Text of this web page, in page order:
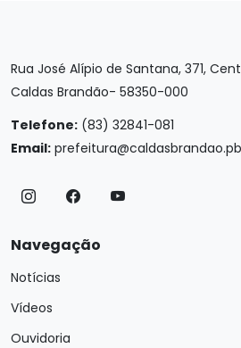
Rua José Alípio de Santana, 371,
Caldas Brandão- 58350-000
Telefone: (83) 32841-081
Email:
Navegação
Notícias
Vídeos
Ouvidoria